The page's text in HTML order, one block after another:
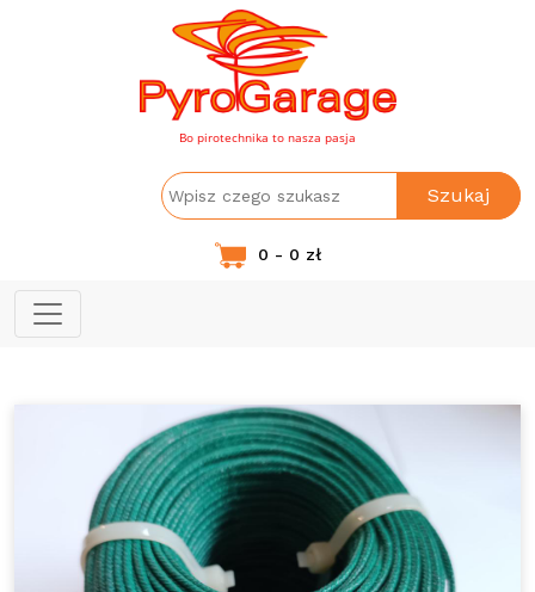
Bo pirotechnika to nasza pasja
Szukaj
0 - 0 zł